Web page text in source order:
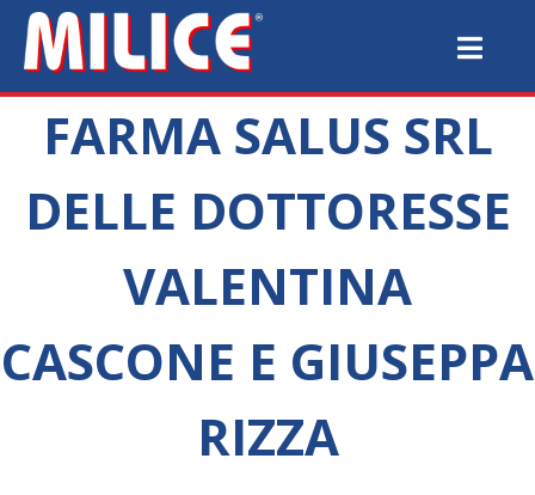
FARMA SALUS SRL
DELLE DOTTORESSE
VALENTINA
CASCONE E GIUSEPPA
RIZZA